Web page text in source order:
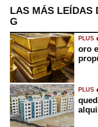
LAS MÁS LEÍDAS
G
PLUS
oro
PLUS